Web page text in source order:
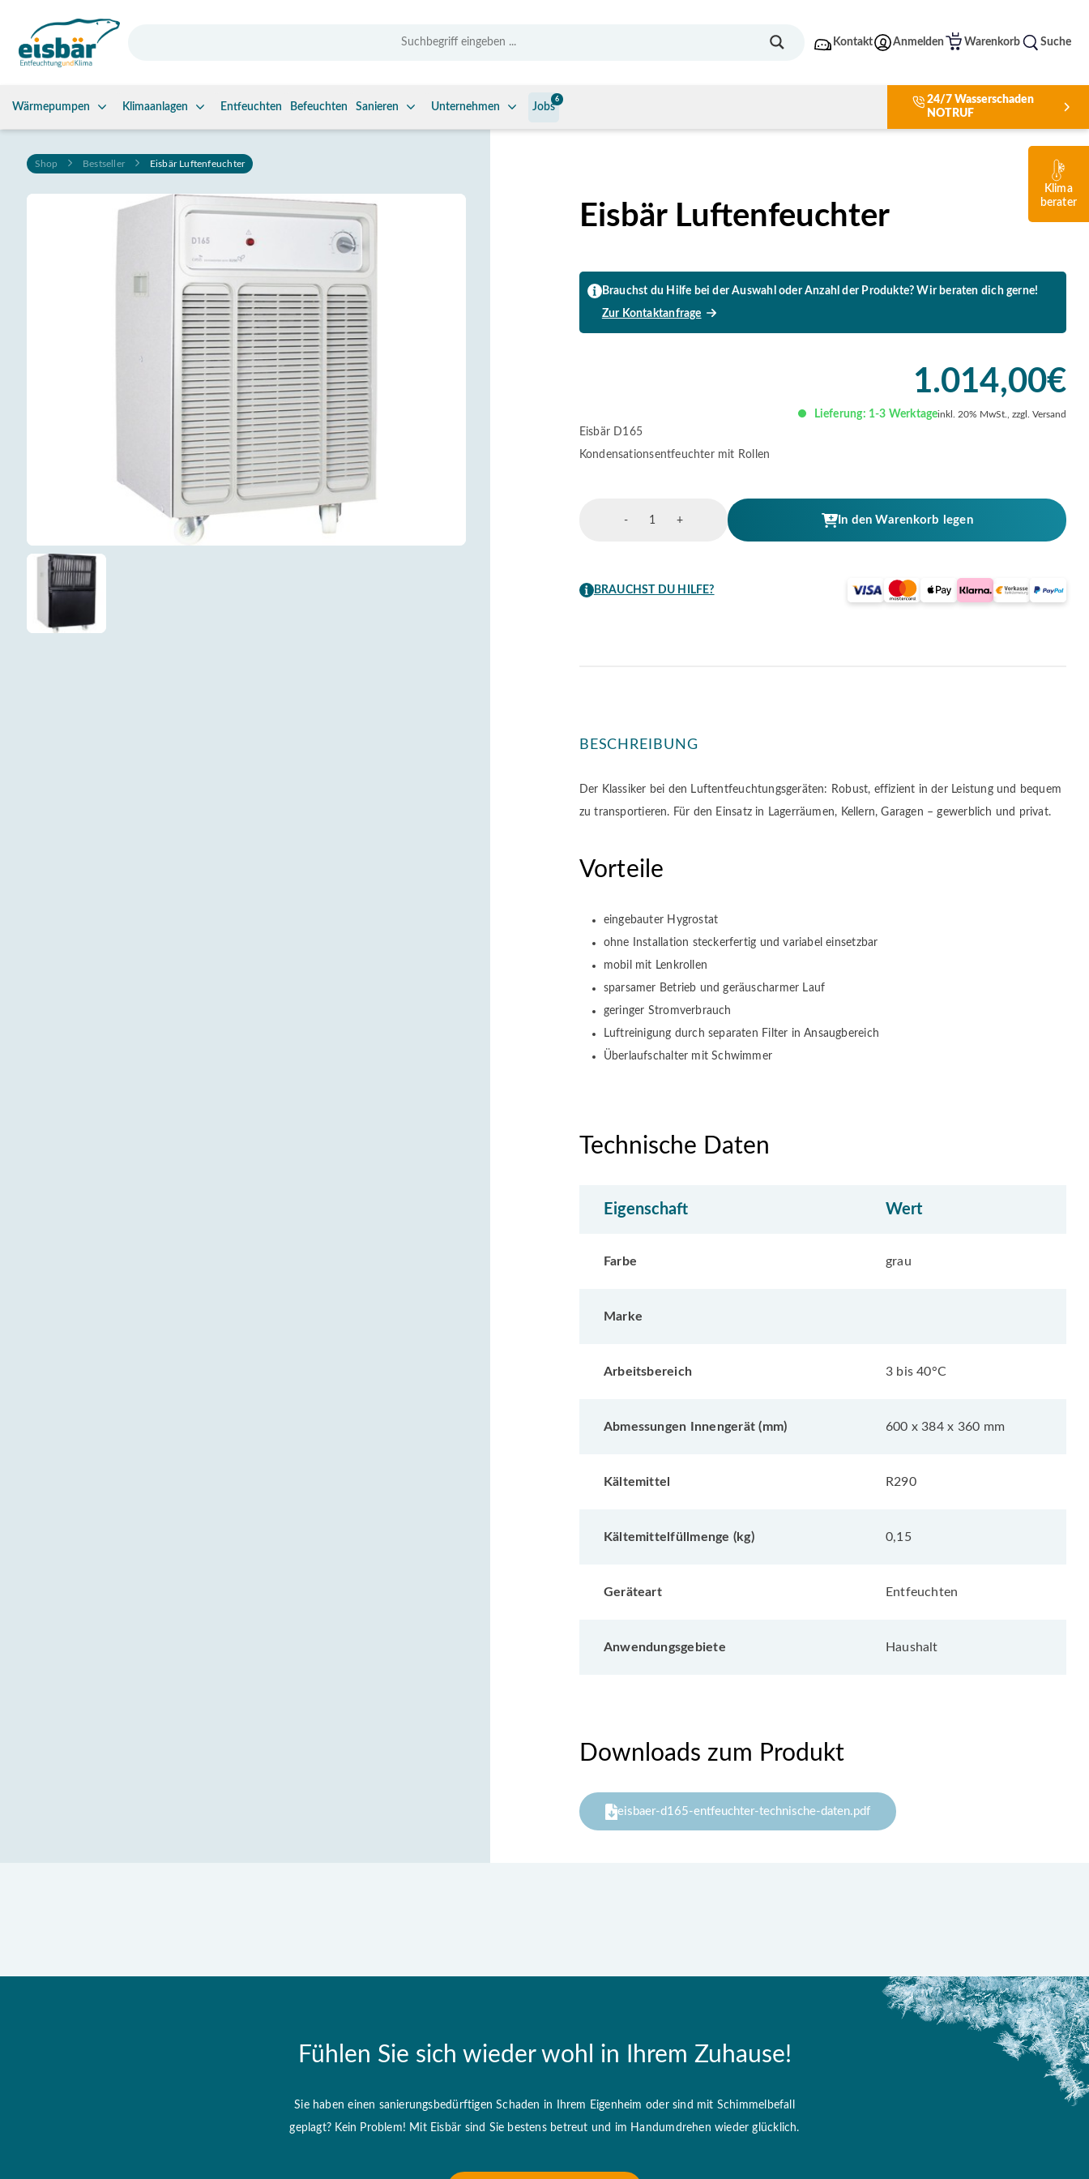
Kontakt Anmelden Warenkorb Suche
Wärmepumpen Klimaanlagen Entfeuchten Befeuchten Sanieren Unternehmen Jobs
6
24/7 Wasserschaden
NOTRUF
Shop Bestseller Eisbär Luftenfeuchter
Eisbär Luftenfeuchter
Brauchst du Hilfe bei der Auswahl oder Anzahl der Produkte? Wir beraten dich gerne!
Zur Kontaktanfrage
1.014,00€
Lieferung: 1-3 Werktageinkl. 20% MwSt., zzgl. Versand
Eisbär D165
Kondensationsentfeuchter mit Rollen
-
Luftenfeuchter
+ In den Warenkorb legen
BRAUCHST DU HILFE?
BESCHREIBUNG
Der Klassiker bei den Luftentfeuchtungsgeräten: Robust, effizient in der Leistung und bequem
zu transportieren. Für den Einsatz in Lagerräumen, Kellern, Garagen – gewerblich und privat.
Vorteile
eingebauter Hygrostat
ohne Installation steckerfertig und variabel einsetzbar
mobil mit Lenkrollen
sparsamer Betrieb und geräuscharmer Lauf
geringer Stromverbrauch
Luftreinigung durch separaten Filter in Ansaugbereich
Überlaufschalter mit Schwimmer
Technische Daten
Eigenschaft Wert
Farbe grau
Marke
Arbeitsbereich 3 bis 40°C
Abmessungen Innengerät (mm) 600 x 384 x 360 mm
Kältemittel R290
Kältemittelfüllmenge (kg) 0,15
Geräteart Entfeuchten
Anwendungsgebiete Haushalt
Downloads zum Produkt
eisbaer-d165-entfeuchter-technische-daten.pdf
Fühlen Sie sich wieder wohl in Ihrem Zuhause!
Sie haben einen sanierungsbedürftigen Schaden in Ihrem Eigenheim oder sind mit Schimmelbefall
geplagt? Kein Problem! Mit Eisbär sind Sie bestens betreut und im Handumdrehen wieder glücklich.
Klima
berater